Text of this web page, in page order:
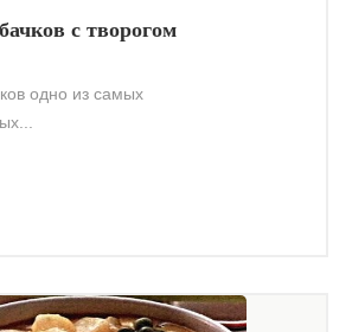
с творогом
одно из самых